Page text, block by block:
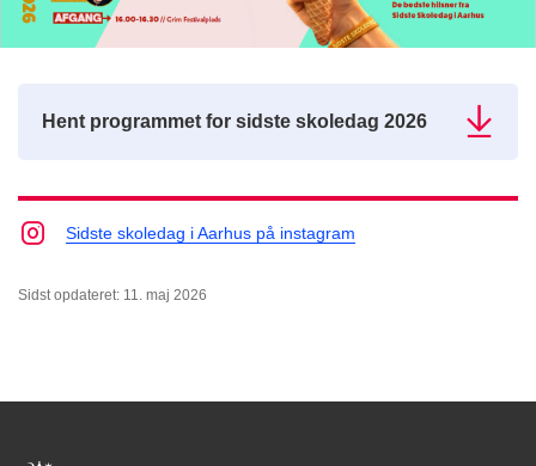
Hent programmet for sidste skoledag 2026
Sidste skoledag i Aarhus på instagram
Sidst opdateret: 11. maj 2026